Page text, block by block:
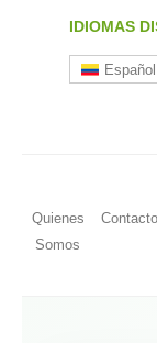
IDIOMAS
Español
Quienes
Somos
Contacto